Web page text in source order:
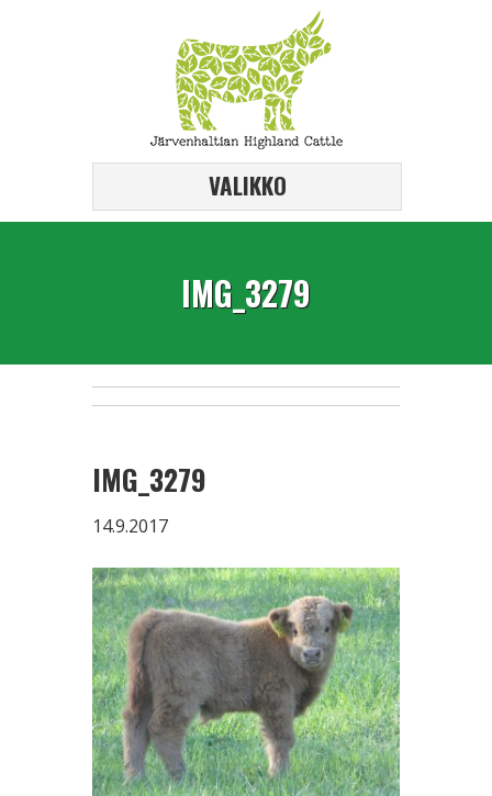
VALIKKO
IMG_3279
IMG_3279
14.9.2017